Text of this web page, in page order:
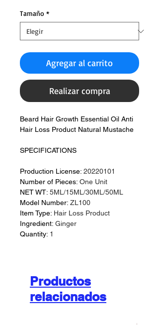
Tamaño *
Agregar al carrito
Realizar compra
Beard Hair Growth Essential Oil Anti
Hair Loss Product Natural Mustache
SPECIFICATIONS
Production License: 20220101
Number of Pieces: One Unit
NET WT: 5ML/15ML/30ML/50ML
Model Number: ZL100
Item Type: Hair Loss Product
Ingredient: Ginger
Quantity: 1
Productos
relacionados